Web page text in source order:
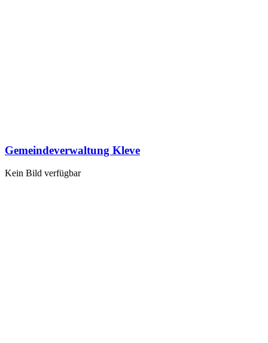
Gemeindeverwaltung Kleve
Kein Bild verfügbar